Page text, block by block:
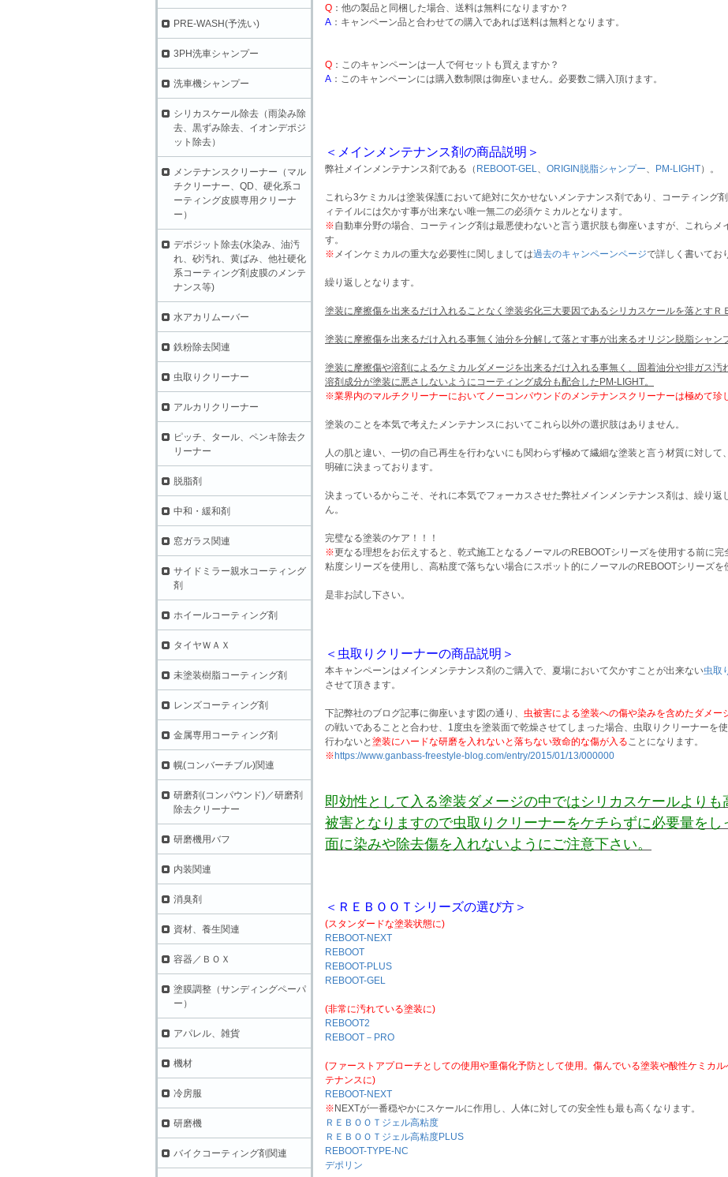
Q ：他の製品と同梱した場合、送料は無料になりますか？
A ：キャンペーン品と合わせての購入であれば送料は無料となります。
Q ：このキャンペーンは一人で何セットも買えますか？
A ：このキャンペーンには購入数制限は御座いません。必要数ご購入頂けます。
＜メインメンテナンス剤の商品説明＞
弊社メインメンテナンス剤である（ REBOOT-GEL、 ORIGIN脱脂シャンプー、 PM-LIGHT）。
これら3ケミカルは塗装保護において絶対に欠かせないメンテナンス剤であり、コーティング
ィテイルには欠かす事が出来ない唯一無二の必須ケミカルとなります。
※自動車分野の場合、コーティング剤は最悪使わないと言う選択肢も御座いますが、これらメ
す。
※ メインケミカルの重大な必要性に関しましては過去のキャンペーンページで詳しく書いてお
繰り返しとなります。
塗装に摩擦傷を出来るだけ入れることなく塗装劣化三大要因であるシリカスケールを落とすＲ
塗装に摩擦傷を出来るだけ入れる事無く油分を分解して落とす事が出来るオリジン脱脂シャン
塗装に摩擦傷や溶剤によるケミカルダメージを出来るだけ入れる事無く、固着油分や排ガス汚
溶剤成分が塗装に悪さしないようにコーティング成分も配合したPM-LIGHT。
※業界内のマルチクリーナーにおいてノーコンパウンドのメンテナンスクリーナーは極めて珍
塗装のことを本気で考えたメンテナンスにおいてこれら以外の選択肢はありません。
人の肌と違い、一切の自己再生を行わないにも関わらず極めて繊細な塗装と言う材質に対し
明確に決まっております。
決まっているからこそ、それに本気でフォーカスさせた弊社メインメンテナンス剤は、繰り返
ん。
完璧なる塗装のケア！！！
※更なる理想をお伝えすると、乾式施工となるノーマルのREBOOTシリーズを使用する前に
粘度シリーズを使用し、高粘度で落ちない場合にスポット的にノーマルのREBOOTシリーズを
是非お試し下さい。
＜虫取りクリーナーの商品説明＞
本キャンペーンはメインメンテナンス剤のご購入で、夏場において欠かすことが出来ない虫取
させて頂きます。
下記弊社のブログ記事に御座います図の通り、 虫被害による塗装への傷や染みを含めたダメー
の戦いであることと合わせ、1度虫を塗装面で乾燥させてしまった場合、虫取りクリーナーを
行わないと 塗装にハードな研磨を入れないと落ちない致命的な傷が入ることになります。
※ https://www.ganbass-freestyle-blog.com/entry/2015/01/13/000000
即効性として入る塗装ダメージの中ではシリカスケールより
被害となりますので虫取りクリーナーをケチらずに必要量を
面に染みや除去傷を入れないようにご注意下さい。
＜ＲＥＢＯＯＴシリーズの選び方＞
(スタンダードな塗装状態に)
REBOOT-NEXT
REBOOT
REBOOT-PLUS
REBOOT-GEL
(非常に汚れている塗装に)
REBOOT2
REBOOT－PRO
(ファーストアプローチとしての使用や重傷化予防として使用。傷んでいる塗装や酸性ケミカ
テナンスに)
REBOOT-NEXT
※ NEXTが一番穏やかにスケールに作用し、人体に対しての安全性も最も高くなります。
ＲＥＢＯＯＴジェル高粘度
ＲＥＢＯＯＴジェル高粘度PLUS
REBOOT-TYPE-NC
デポリン
PRE-WASH(予洗い)
3PH洗車シャンプー
洗車機シャンプー
シリカスケール除去（雨染み除
去、黒ずみ除去、イオンデポジ
ット除去）
メンテナンスクリーナー（マル
チクリーナー、QD、硬化系コ
ーティング皮膜専用クリーナ
ー）
デポジット除去(水染み、油汚
れ、砂汚れ、黄ばみ、他社硬化
系コーティング剤皮膜のメンテ
ナンス等)
水アカリムーバー
鉄粉除去関連
虫取りクリーナー
アルカリクリーナー
ピッチ、タール、ペンキ除去ク
リーナー
脱脂剤
中和・緩和剤
窓ガラス関連
サイドミラー親水コーティング
剤
ホイールコーティング剤
タイヤＷＡＸ
未塗装樹脂コーティング剤
レンズコーティング剤
金属専用コーティング剤
幌(コンバーチブル)関連
研磨剤(コンパウンド)／研磨剤
除去クリーナー
研磨機用バフ
内装関連
消臭剤
資材、養生関連
容器／ＢＯＸ
塗膜調整（サンディングペーパ
ー）
アパレル、雑貨
機材
冷房服
研磨機
バイクコーティング剤関連